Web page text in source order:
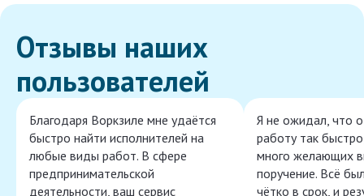
Отзывы наших
пользователей
Благодаря Воркзиле мне удаётся
быстро найти исполнителей на
любые виды работ. В сфере
предпринимательской
деятельности, ваш сервис
Я не ожидал, что
работу так
много желающих
поручение. Всё
чётко в срок, и